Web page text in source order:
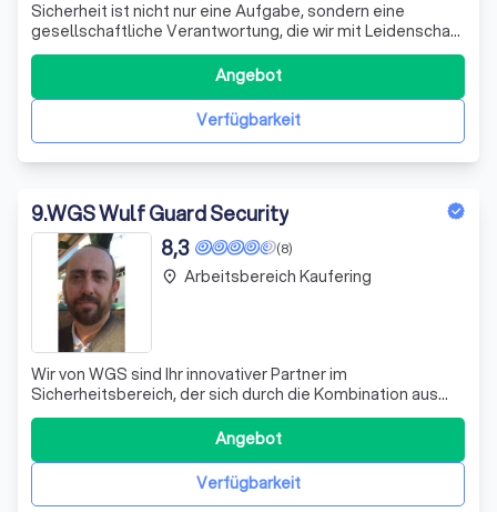
Sicherheit ist nicht nur eine Aufgabe, sondern eine
gesellschaftliche Verantwortung, die wir mit Leidenschaft
und Engagement wahrnehmen. Als ICPS, ein lokales
Sicherheitsunternehmen mit über 200 erfahrenen
Mitarbeitern, stehen wir seit mehr als 20 Jahren an der
Seite unserer Kunden aus Industrie, Ha
Verfügbarkeit
Angebot
9.WGS Wulf Guard Security
(8)
8,3
Wir von WGS sind Ihr innovativer Partner im
Sicherheitsbereich, der sich durch die Kombination aus
traditionellem Dienstleistungs-Know-how, modernster
Technik und einem kompetenten Netzwerk auszeichnet.
Unser Engagement gilt dem Schutz und der Sicherheit
von Städten, Unternehmen und Privatpersonen i
Verfügbarkeit
Angebot
place Arbeitsbereich Kaufering